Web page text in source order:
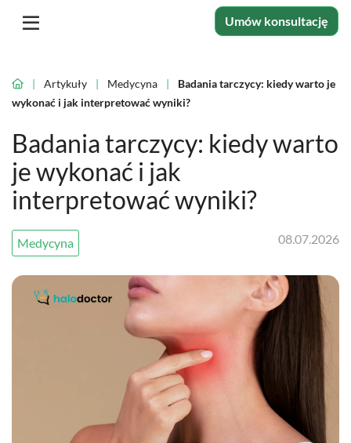
Umów konsultację
| Artykuły | Medycyna |
Badania tarczycy: kiedy warto je
wykonać i jak interpretować wyniki?
Medycyna 08.07.2026
Badania tarczycy: kiedy warto
je wykonać i jak
interpretować wyniki?